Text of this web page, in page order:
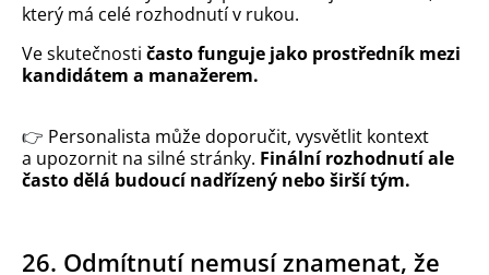
který má celé rozhodnutí v rukou.
Ve skutečnosti často funguje jako prostředník mezi
kandidátem a manažerem.
👉 Personalista může doporučit, vysvětlit kontext
a upozornit na silné stránky. Finální rozhodnutí ale
často dělá budoucí nadřízený nebo širší tým.
26. Odmítnutí nemusí znamenat, že